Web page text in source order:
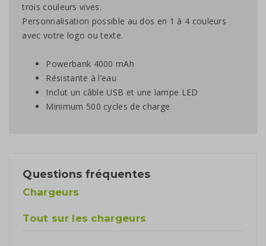
trois couleurs vives.
Personnalisation possible au dos en 1 à 4 couleurs
avec votre logo ou texte.
Powerbank 4000 mAh
Résistante à l’eau
Inclut un câble USB et une lampe LED
Minimum 500 cycles de charge
Questions fréquentes
Chargeurs
Tout sur les chargeurs